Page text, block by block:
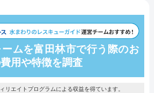
ームを富田林市で行う際のお
用や特徴を調査
リエイトプログラムによる収益を得ています。